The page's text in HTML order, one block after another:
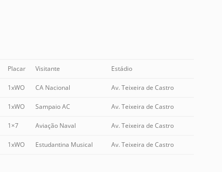
Placar Visitante Estádio
1xWO CA Nacional Av. Teixeira de Castro
1xWO Sampaio AC Av. Teixeira de Castro
1×7 Aviação Naval Av. Teixeira de Castro
1xWO Estudantina Musical Av. Teixeira de Castro